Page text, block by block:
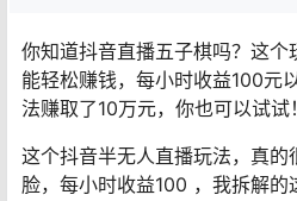
你知道抖音直播五子棋吗？这
能轻松赚钱，每小时收益100元
法赚取了10万元，你也可以试试！
这个抖音半无人直播玩法，真
脸，每小时收益100 ，我拆解的